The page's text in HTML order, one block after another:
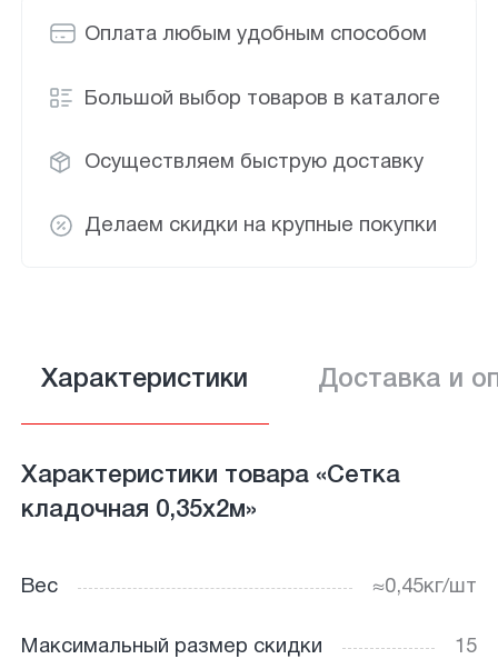
Оплата любым удобным способом
Большой выбор товаров в каталоге
Осуществляем быструю доставку
Делаем скидки на крупные покупки
Характеристики Доставка и
Характеристики товара «Сетка
кладочная 0,35х2м»
Вес ≈0,45кг/шт
Максимальный размер скидки 15